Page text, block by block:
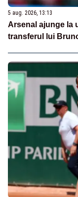
5 aug. 2026, 13:13
Arsenal ajunge la
transferul lui